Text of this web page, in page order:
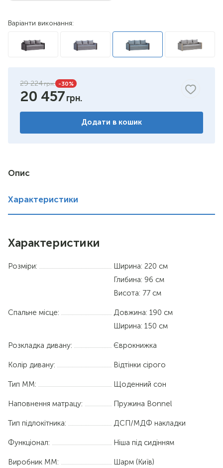
Варіанти виконання:
29 224 -30%
20 457
Додати в кошик
Опис
Характеристики
Характеристики
Розміри:
Ширина: 220 см
Глибина: 96 см
Висота: 77 см
Спальне місце: Довжина: 190 см
Ширина: 150 см
Розкладка дивану: Єврокнижка
Колір дивану: Відтінки сірого
Тип ММ: Щоденний сон
Наповнення матрацу: Пружина Bonnel
Тип підлокітника: ДСП/МДФ накладки
Функціонал: Ніша під сидінням
Виробник ММ: Шарм (Київ)